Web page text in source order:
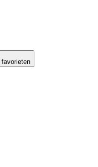
favorieten